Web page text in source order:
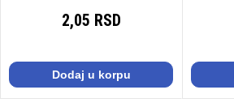
2,05 RSD
Dodaj u korpu